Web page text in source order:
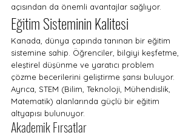
açısından da önemli avantajlar sağlıyor.
Eğitim Sisteminin Kalitesi
Kanada, dünya çapında tanınan bir eğitim
sistemine sahip. Öğrenciler, bilgiyi keşfetme,
eleştirel düşünme ve yaratıcı problem
çözme becerilerini geliştirme şansı buluyor.
Ayrıca, STEM (Bilim, Teknoloji, Mühendislik,
Matematik) alanlarında güçlü bir eğitim
altyapısı bulunuyor.
Akademik Fırsatlar